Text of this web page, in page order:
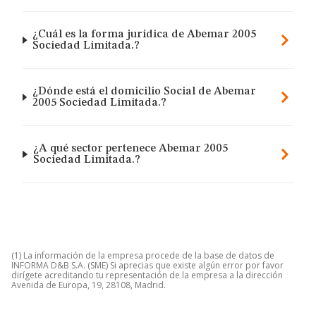
¿Cuál es la forma jurídica de Abemar 2005
Sociedad Limitada.?
¿Dónde está el domicilio Social de Abemar
2005 Sociedad Limitada.?
¿A qué sector pertenece Abemar 2005
Sociedad Limitada.?
(1) La información de la empresa procede de la base de datos de
INFORMA D&B S.A. (SME) Si aprecias que existe algún error por favor
dirígete acreditando tu representación de la empresa a la dirección
Avenida de Europa, 19, 28108, Madrid.